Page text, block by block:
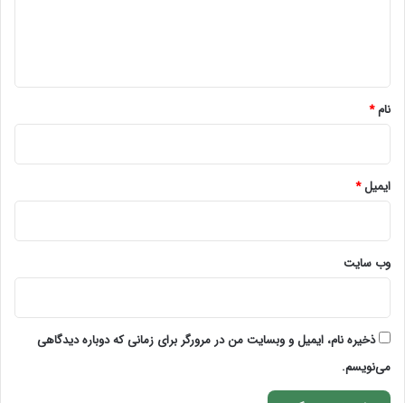
نام*
ایمیل*
وب‌ سایت
ذخیره نام، ایمیل و وبسایت من در مرورگر برای زمانی که دوباره دیدگاهی
می‌نویسم.